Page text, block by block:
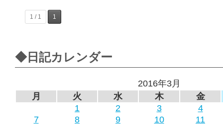
1 / 1 1
◆日記カレンダー
2016年3月
月
火 水 木
金
1
2 3
4
7
8 9 10
11